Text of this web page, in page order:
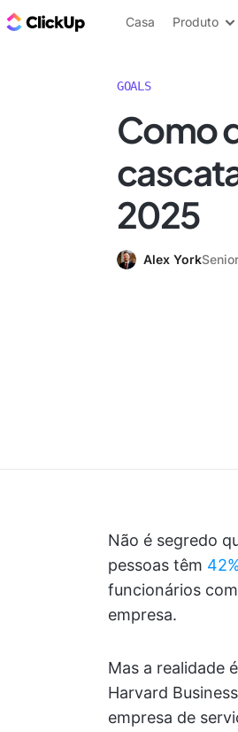
ClickUp Blogue
Casa Produto
GOALS
Como
2025
Alex York
Não é segredo
pessoas têm
funcionários
empresa.
Mas a realidade
Harvard
empresa de